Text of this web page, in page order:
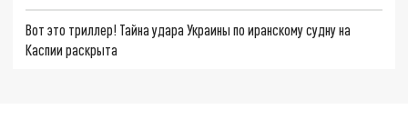
Вот это триллер! Тайна удара Украины по иранскому судну на
Каспии раскрыта